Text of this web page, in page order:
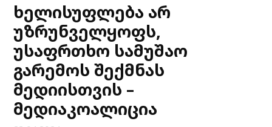
ხელისუფლება არ
უზრუნველყოფს,
უსაფრთხო სამუშაო
გარემოს შექმნას
მედიისთვის –
მედიაკოალიცია